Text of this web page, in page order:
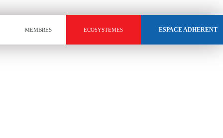
MEMBRES ECOSYSTEMES ESPACE ADHERENT